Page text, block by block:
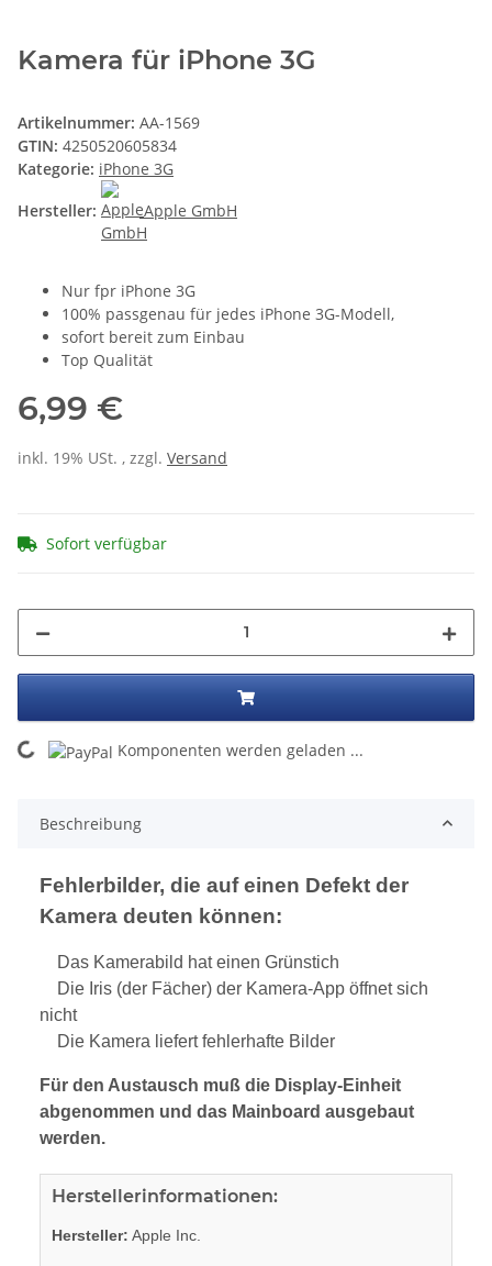
Kamera für iPhone 3G
Artikelnummer: AA-1569
GTIN: 4250520605834
Kategorie: iPhone 3G
Hersteller:
Apple GmbH
Nur fpr iPhone 3G
100% passgenau für jedes iPhone 3G-Modell,
sofort bereit zum Einbau
Top Qualität
6,99 €
inkl. 19% USt. , zzgl. Versand
Sofort verfügbar
Komponenten werden geladen ...
Beschreibung
Fehlerbilder, die auf einen Defekt der
Kamera deuten können:
Das Kamerabild hat einen Grünstich
Die Iris (der Fächer) der Kamera-App öffnet sich
nicht
Die Kamera liefert fehlerhafte Bilder
Für den Austausch muß die Display-Einheit
abgenommen und das Mainboard ausgebaut
werden.
Herstellerinformationen:
Hersteller: Apple Inc.